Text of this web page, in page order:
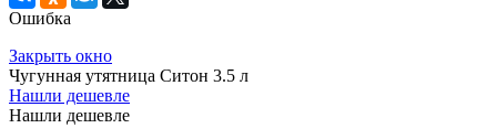
Ошибка
Закрыть окно
Чугунная утятница Ситон 3.5 л
Нашли дешевле
Нашли дешевле